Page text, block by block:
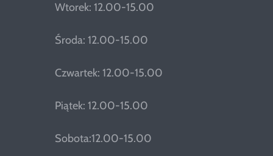
Wtorek: 12.00-15.00
Środa: 12.00-15.00
Czwartek: 12.00-15.00
Piątek: 12.00-15.00
Sobota:12.00-15.00